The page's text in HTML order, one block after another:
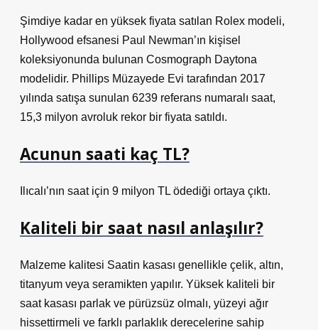
Şimdiye kadar en yüksek fiyata satılan Rolex modeli,
Hollywood efsanesi Paul Newman’ın kişisel
koleksiyonunda bulunan Cosmograph Daytona
modelidir. Phillips Müzayede Evi tarafından 2017
yılında satışa sunulan 6239 referans numaralı saat,
15,3 milyon avroluk rekor bir fiyata satıldı.
Acunun saati kaç TL?
Ilıcalı’nın saat için 9 milyon TL ödediği ortaya çıktı.
Kaliteli bir saat nasıl anlaşılır?
Malzeme kalitesi Saatin kasası genellikle çelik, altın,
titanyum veya seramikten yapılır. Yüksek kaliteli bir
saat kasası parlak ve pürüzsüz olmalı, yüzeyi ağır
hissettirmeli ve farklı parlaklık derecelerine sahip